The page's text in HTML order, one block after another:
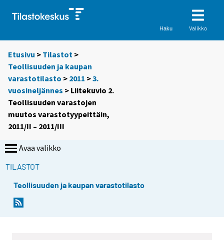
Haku Valikko
Etusivu > Tilastot >
Teollisuuden ja kaupan
varastotilasto > 2011 >3.
vuosineljännes > Liitekuvio 2.
Teollisuuden varastojen
muutos varastotyypeittäin,
2011/II – 2011/III
Avaa valikko
TILASTOT
Teollisuuden ja kaupan varastotilasto